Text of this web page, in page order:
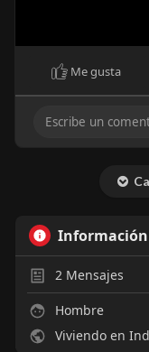
Me gusta
Información
2Mensajes
Hombre
Viviendo en